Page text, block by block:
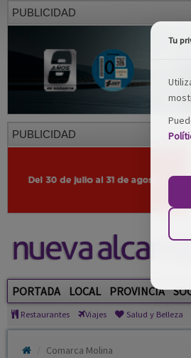
PUBLICIDAD
PUBLICIDAD
PORTADA LOCAL PROVINCIA
Restaurantes Viajes Salud y Belleza
Comarca Molina
Tu